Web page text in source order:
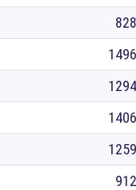
828
1496
1294
1406
1259
912